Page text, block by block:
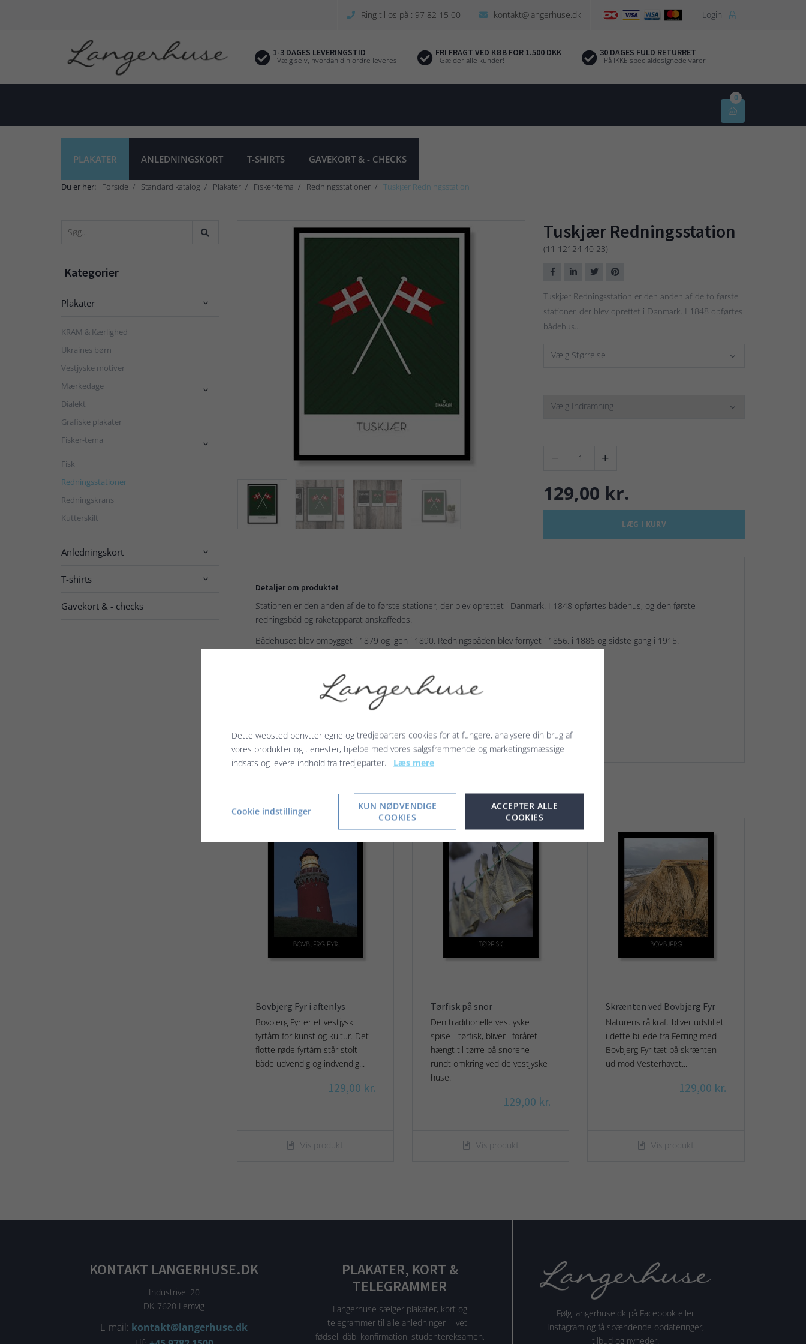
Login 
Ring til os på : 97 82 15 00 kontakt@langerhuse.dk
1-3 DAGES LEVERINGSTID
- Vælg selv, hvordan din ordre leveres
FRI FRAGT VED KØB FOR 1.500 DKK
- Gælder alle kunder!
30 DAGES FULD RETURRET
- På IKKE specialdesignede varer

0
PLAKATER ANLEDNINGSKORT T-SHIRTS GAVEKORT & - CHECKS
Du er her: Forside Standard katalog Plakater Fisker-tema Redningsstationer Tuskjær Redningsstation
Kategorier
Plakater 
KRAM & Kærlighed
Ukraines børn
Vestjyske motiver
Mærkedage

Dialekt
Grafiske plakater
Fisker-tema

Fisk
Redningsstationer
Redningskrans
Kutterskilt
Anledningskort 
T-shirts 
Gavekort & - checks
Tuskjær Redningsstation
(11 12124 40 23)
Tuskjær Redningsstation er den anden af de to første
stationer, der blev oprettet i Danmark. I 1848 opførtes
bådehus...
Vælg Størrelse
Vælg Indramning
 
129,00 kr.
LÆG I KURV
Detaljer om produktet
Stationen er den anden af de to første stationer, der blev oprettet i Danmark. I 1848 opførtes bådehus, og den første
redningsbåd og raketapparat anskaffedes.
Bådehuset blev ombygget i 1879 og igen i 1890. Redningsbåden blev fornyet i 1856, i 1886 og sidste gang i 1915.
Plakaterne fåes i forskellige størrelser. Ligeledes kan der vælges med eller uden ramme.
Serie: Fisker-tema
Papirkvalitet: 250g - Ubehandlet papir
Relaterede produkter
Bovbjerg Fyr i aftenlys
Bovbjerg Fyr er et vestjysk
fyrtårn for kunst og kultur. Det
flotte røde fyrtårn står stolt
både udvendig og indvendig...
129,00 kr.
Vis produkt
Tørfisk på snor
Den traditionelle vestjyske
spise - tørfisk, bliver i foråret
hængt til tørre på snorene
rundt omkring ved de vestjyske
huse.
129,00 kr.
Vis produkt
Skrænten ved Bovbjerg Fyr
Naturens rå kraft bliver udstillet
i dette billede fra Ferring med
Bovbjerg Fyr tæt på skrænten
ud mod Vesterhavet...
129,00 kr.
Vis produkt
'
KONTAKT LANGERHUSE.DK
Industrivej 20
DK-7620 Lemvig
E-mail: kontakt@langerhuse.dk
PLAKATER, KORT &
TELEGRAMMER
Langerhuse sælger plakater, kort og
telegrammer til alle anledninger i livet -
fødsel, dåb, konfirmation, studentereksamen,
Følg langerhuse.dk på Facebook eller
Instagram og få spændende opdateringer,
tilbud og nyheder.
Dette websted benytter egne og tredjeparters cookies for at fungere, analysere din brug af
vores produkter og tjenester, hjælpe med vores salgsfremmende og marketingsmæssige
indsats og levere indhold fra tredjeparter. Læs mere
Cookie indstillinger
KUN NØDVENDIGE
COOKIES
ACCEPTER ALLE
COOKIES